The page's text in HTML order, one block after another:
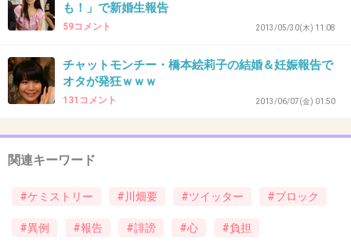
ちゃうような人なんじゃないの？(ﾟДﾟ;)
自殺とか、ストーキングとか…
+12 -0
いちいち事務所が発表とか…小娘じゃないんだから…
も！」で新婚生報告
59コメント 2013/05/30(木) 11:08
チャットモンチー・橋本絵莉子の結婚＆妊娠報告で
オタが発狂ｗｗｗ
131コメント 2013/06/07(金) 01:50
関連キーワード
#ケミストリー #川畑要 #ツイッター #ブロック
#異例 #報告 #誹謗 #心 #負担